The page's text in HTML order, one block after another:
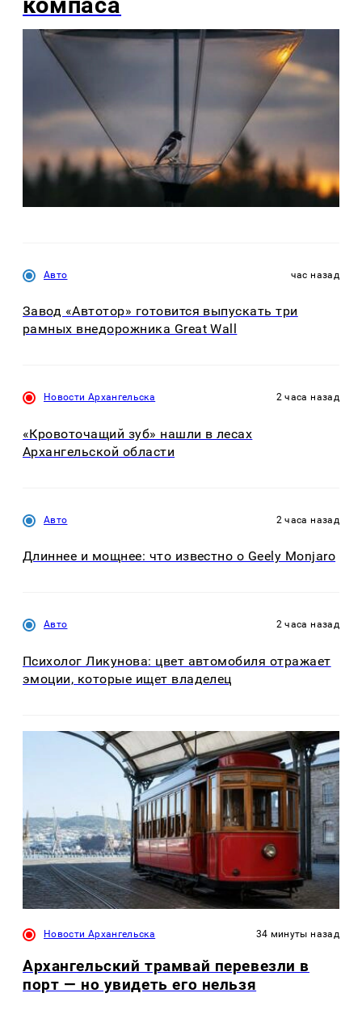
Авто час назад
Завод «Автотор» готовится выпускать три
рамных внедорожника Great Wall
Новости Архангельска 2 часа назад
«Кровоточащий зуб» нашли в лесах
Архангельской области
Авто 2 часа назад
Длиннее и мощнее: что известно о Geely Monjaro
Авто 2 часа назад
Психолог Ликунова: цвет автомобиля отражает
эмоции, которые ищет владелец
Новости Архангельска 34 минуты назад
Архангельский трамвай перевезли в
порт — но увидеть его нельзя